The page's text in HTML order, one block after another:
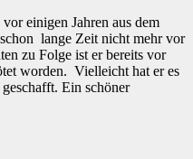
einigen Jahren aus dem
lange Zeit nicht mehr vor
zu Folge ist er bereits vor
worden. Vielleicht hat er es
Ein schöner